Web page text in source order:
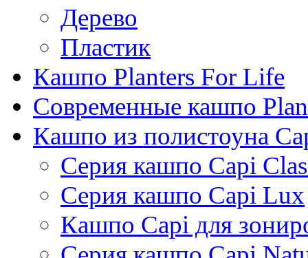
Дерево
Пластик
Кашпо Planters For Life
Современные кашпо
Кашпо из полистоуна
Серия кашпо Capi
Серия кашпо Capi Lux
Кашпо Capi для